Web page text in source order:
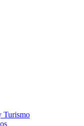
Turismo